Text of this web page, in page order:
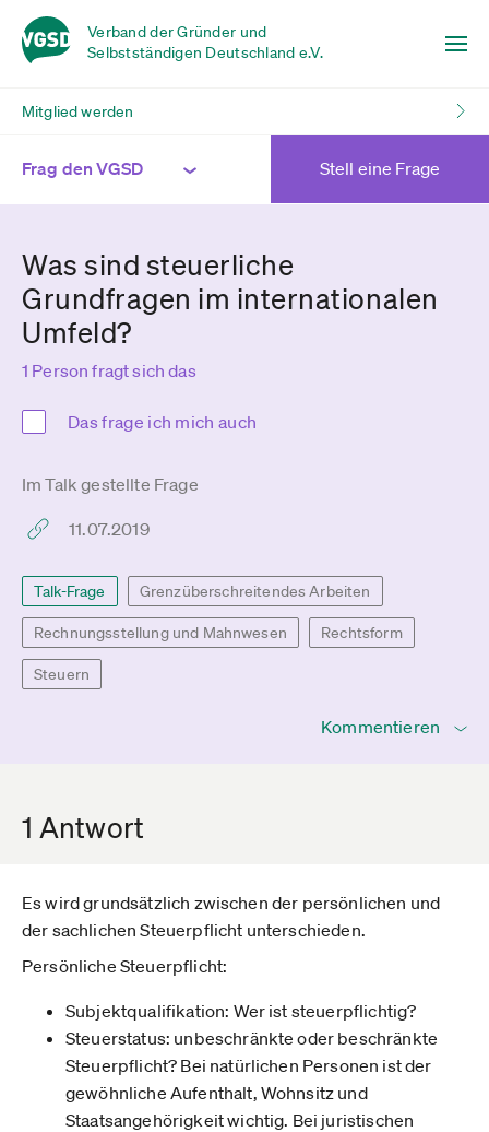
Verband der Gründer und
Selbstständigen Deutschland e.V.
Mitglied werden
Frag den VGSD Stell eine Frage
Was sind steuerliche
Grundfragen im internationalen
Umfeld?
1 Person fragt sich das
Das frage ich mich auch
Im Talk gestellte Frage
11.07.2019
Talk-Frage Grenzüberschreitendes Arbeiten
Rechnungsstellung und Mahnwesen Rechtsform
Steuern
Kommentieren
1 Antwort
Es wird grundsätzlich zwischen der persönlichen und
der sachlichen Steuerpflicht unterschieden.
Persönliche Steuerpflicht:
Subjektqualifikation: Wer ist steuerpflichtig?
Steuerstatus: unbeschränkte oder beschränkte
Steuerpflicht? Bei natürlichen Personen ist der
gewöhnliche Aufenthalt, Wohnsitz und
Staatsangehörigkeit wichtig. Bei juristischen